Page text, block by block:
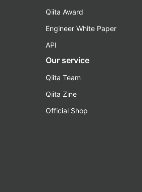
Qiita Award
Engineer White Paper
API
Our service
Qiita Team
Qiita Zine
Official Shop